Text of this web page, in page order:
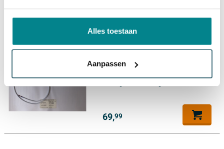
Alles toestaan
Aanpassen
Saniclass Spiegelverwarming
50x50cm
Levering:binnen 3 dagen
69,99